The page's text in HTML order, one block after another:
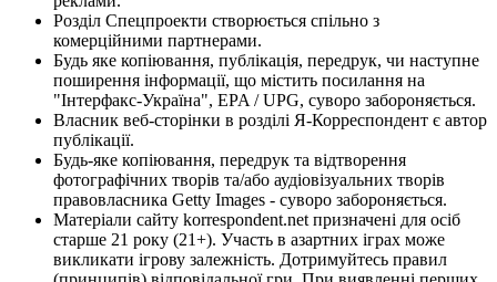
Розділ Спецпроекти створюється спільно з
комерційними партнерами.
Будь яке копіювання, публікація, передрук, чи наступне
поширення інформації, що містить посилання на
"Інтерфакс-Україна", EPA / UPG, суворо забороняється.
Власник веб-сторінки в розділі Я-Корреспондент є автор
публікації.
Будь-яке копіювання, передрук та відтворення
фотографічних творів та/або аудіовізуальних творів
правовласника Getty Images - суворо забороняється.
Матеріали сайту korrespondent.net призначені для осіб
старше 21 року (21+). Участь в азартних іграх може
викликати ігрову залежність. Дотримуйтесь правил